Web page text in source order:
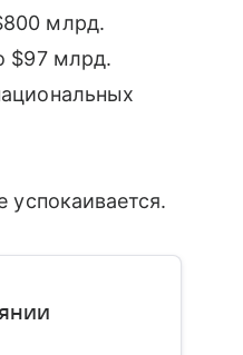
млрд.
$97 млрд.